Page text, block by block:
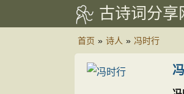
古诗词分享
首页 » 诗人 » 冯时行